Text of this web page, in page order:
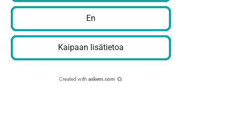
En
Kaipaan lisätietoa
Created with askem.com